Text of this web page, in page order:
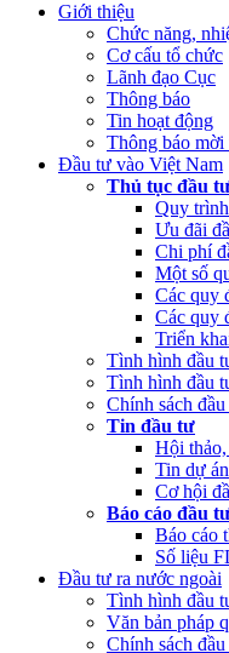
Giới thiệu
Chức năng,
Cơ cấu tổ chức
Lãnh đạo Cục
Thông báo
Tin hoạt động
Thông báo mời
Đầu tư vào Việt Nam
Thủ tục đầu
Quy
Ưu đãi
Chi phí
Một số
Các quy
Các quy
Triển
Tình hình đầu
Tình hình đầu
Chính sách
Tin đầu tư
Hội
Tin dự án
Cơ hội
Báo cáo đầu
Báo cáo
Số liệu
Đầu tư ra nước ngoài
Tình hình đầu
Văn bản pháp
Chính sách